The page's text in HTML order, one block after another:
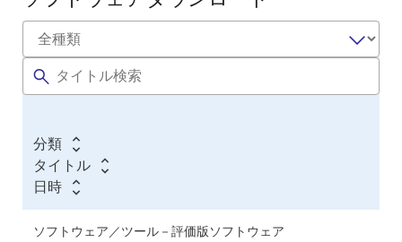
ソ
フ
ト
ウ
ア
／
ツ
ー
ル
分類
タイトル
日時
ソフトウェア／ツール－評価版ソフトウェア